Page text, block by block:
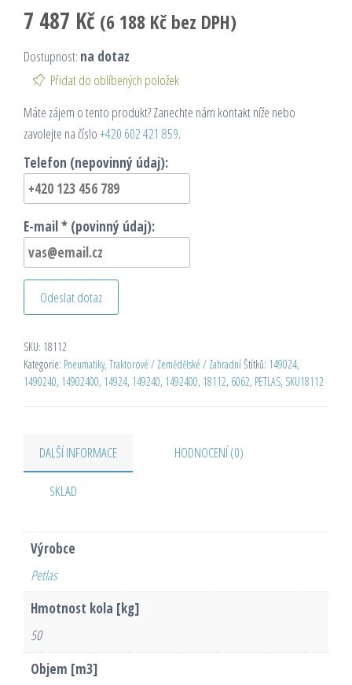
7 487 Kč (6 188 Kč bez DPH)
Dostupnost: na dotaz
Přidat do oblíbených položek
Máte zájem o tento produkt? Zanechte nám kontakt níže nebo
zavolejte na číslo+420 602 421 859.
Telefon (nepovinný údaj):
E-mail * (povinný údaj):
Odeslat dotaz
SKU: 18112
Kategorie: Pneumatiky, Traktorové / Zemědělské / ZahradníŠtítků: 149024,
1490240, 14902400, 14924, 149240, 1492400, 18112, 6062, PETLAS, SKU18112
DALŠÍ INFORMACE HODNOCENÍ (0)
SKLAD
Výrobce
Petlas
Hmotnost kola [kg]
50
Objem [m3]